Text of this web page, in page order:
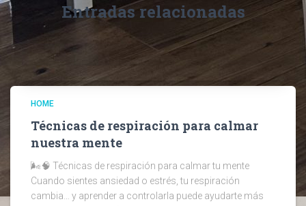
Entradas relacionadas
HOME
Técnicas de respiración para calmar
nuestra mente
🌬️🧠 Técnicas de respiración para calmar tu mente
Cuando sientes ansiedad o estrés, tu respiración
cambia… y aprender a controlarla puede ayudarte más